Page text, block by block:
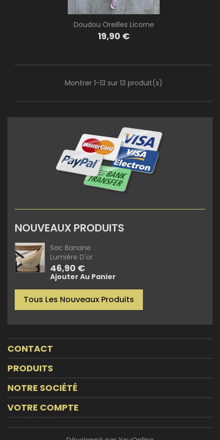
Doudou Oreilles Licorne
Prix
19,90 €
Montrer 1-13 sur 13 produit(s)
NOUVEAUX PRODUITS
Sac Banane
Lumière D'or
Prix
46,90 €
Ajouter Au Panier
Tous Les Nouveaux Produits
CONTACT
PRODUITS
NOTRE SOCIÉTÉ
VOTRE COMPTE